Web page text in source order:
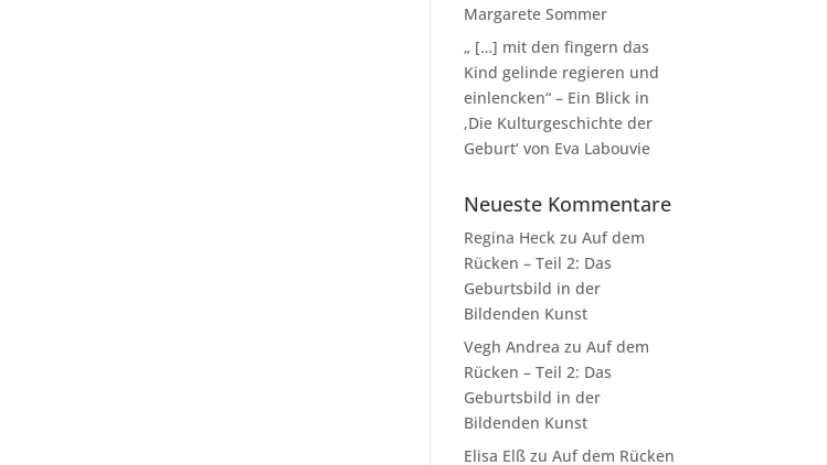
Margarete Sommer
„ […] mit den fingern das
Kind gelinde regieren und
einlencken“ – Ein Blick in
‚Die Kulturgeschichte der
Geburt‘ von Eva Labouvie
Neueste Kommentare
Regina Heck zuAuf dem
Rücken – Teil 2: Das
Geburtsbild in der
Bildenden Kunst
Vegh Andrea zuAuf dem
Rücken – Teil 2: Das
Geburtsbild in der
Bildenden Kunst
Elisa Elß zuAuf dem Rücken